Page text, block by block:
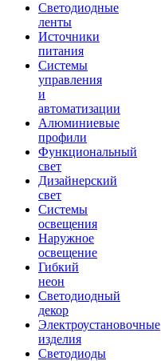
Светодиодные
ленты
Источники
питания
Системы
управления
и
автоматизации
Алюминиевые
профили
Функциональный
свет
Дизайнерский
свет
Системы
освещения
Наружное
освещение
Гибкий
неон
Светодиодный
декор
Электроустановочные
изделия
Светодиоды